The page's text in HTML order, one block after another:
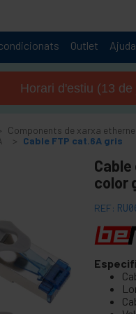
Outlet Ajuda
Horari d'estiu (13
Components de xarxa
Cable FTP cat.6A gris
color
REF: